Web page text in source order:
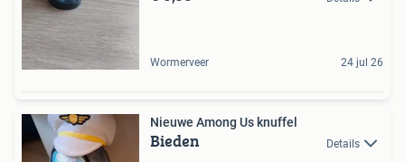
Wormerveer 24 jul 26
Nieuwe Among Us knuffel
Bieden Details